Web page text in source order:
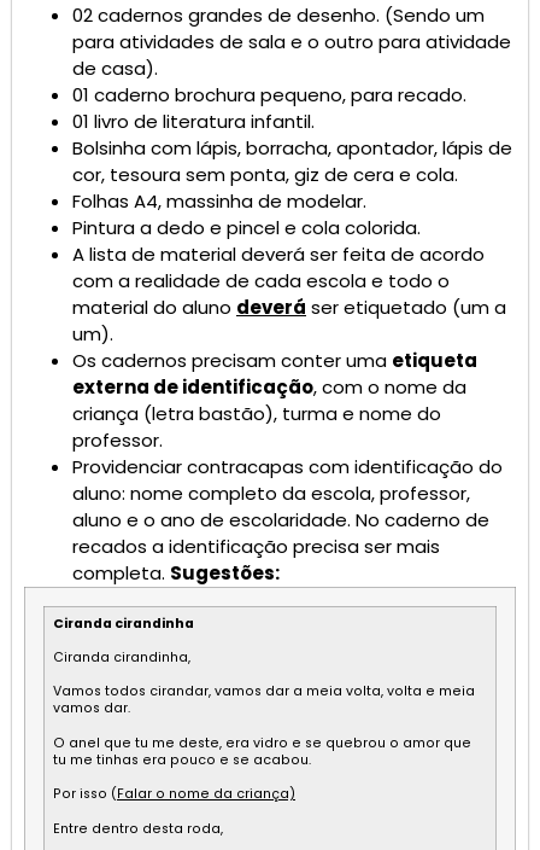
02 cadernos grandes de desenho. (Sendo um
para atividades de sala e o outro para atividade
de casa).
01 caderno brochura pequeno, para recado.
01 livro de literatura infantil.
Bolsinha com lápis, borracha, apontador, lápis de
cor, tesoura sem ponta, giz de cera e cola.
Folhas A4, massinha de modelar.
Pintura a dedo e pincel e cola colorida.
A lista de material deverá ser feita de acordo
com a realidade de cada escola e todo o
material do aluno deverá ser etiquetado (um a
um).
Os cadernos precisam conter uma etiqueta
externa de identificação, com o nome da
criança (letra bastão), turma e nome do
professor.
Providenciar contracapas com identificação do
aluno: nome completo da escola, professor,
aluno e o ano de escolaridade. No caderno de
recados a identificação precisa ser mais
completa. Sugestões:
Ciranda cirandinha
Ciranda cirandinha,
Vamos todos cirandar, vamos dar a meia volta, volta e meia
vamos dar.
O anel que tu me deste, era vidro e se quebrou o amor que
tu me tinhas era pouco e se acabou.
Por isso (Falar o nome da criança)
Entre dentro desta roda,